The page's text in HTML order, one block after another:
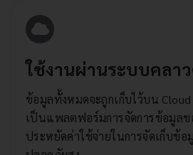
ใช้งานผ่านระบบคลา
ข้อมูลทั้งหมดจะถูกเก็บไว้บน
เป็นแพลตฟอร์มการจัดการข้อมูล
ประหยัดค่าใช้จ่ายในการจัดเก็บข้